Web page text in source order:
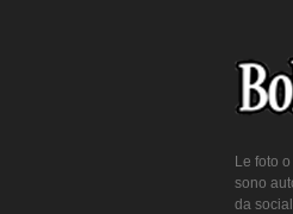
Le foto
sono
da